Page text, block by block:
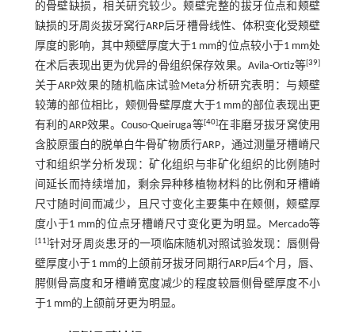
的骨壁缺损，相关研究较少。颊壁完整的拔牙位点和颊壁
缺损的牙周炎拔牙窝行ARP后牙槽骨线性、体积变化受颊壁
厚度的影响，其中颊壁厚度大于1 mm的位点较小于1 mm处
在术后表现出更为优异的骨组织保存效果。Avila-Ortiz等[39]
关于ARP效果的随机临床试验Meta分析研究表明：与颊壁
较薄的部位相比，颊侧骨壁厚度大于1 mm的部位表现出更
有利的ARP效果。Couso-Queiruga等[40]在非磨牙拔牙窝使用
含胶原蛋白的脱单白牛骨矿物质行ARP，通过测量牙槽嵴尺
寸和组织学分析发现：矿化组织与非矿化组织的比例随时
间延长而持续增加，剩余异种移植物材料的比例和牙槽嵴
尺寸随时间而减少，且尺寸变化主要集中在颊侧，颊壁厚
度小于1 mm的位点牙槽嵴尺寸变化更为明显。Mercado等
[11]针对牙周炎患牙的一项临床随机对照试验发现：唇侧骨
壁厚度小于1 mm的上颌前牙拔牙同期行ARP后4个月，唇、
腭侧骨高度和牙槽嵴宽度减少的程度较唇侧骨壁厚度不小
于1 mm的上颌前牙更为明显。